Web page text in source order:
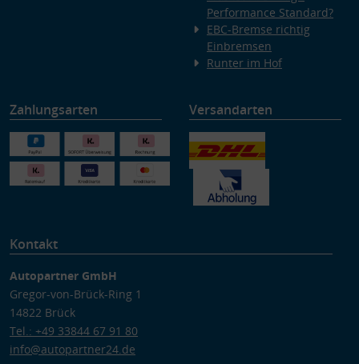
Performance Standard?
EBC-Bremse richtig
Einbremsen
Runter im Hof
Zahlungsarten Versandarten
Kontakt
Autopartner GmbH
Gregor-von-Brück-Ring 1
14822 Brück
Tel.: +49 33844 67 91 80
info@autopartner24.de